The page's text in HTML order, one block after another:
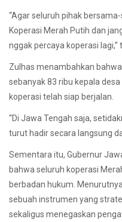
“Agar seluruh pihak
Koperasi Merah Putih dan
nggak percaya koperasi lagi,”
Zulhas menambahkan
sebanyak 83 ribu kepala
koperasi telah siap berjalan.
“Di Jawa Tengah saja,
turut hadir secara langsung
Sementara itu, Gubernur
bahwa seluruh koperasi
berbadan hukum.
sebuah instrumen yang
sekaligus menegaskan